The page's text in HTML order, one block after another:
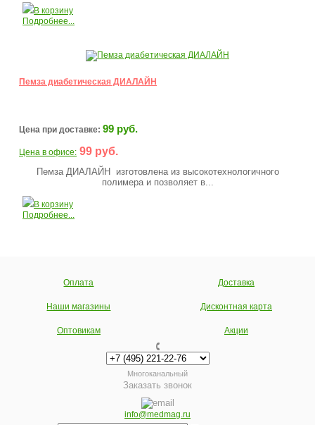
В корзину
Подробнее...
Пемза диабетическая ДИАЛАЙН
Цена при доставке: 99 руб.
Цена в офисе: 99 руб.
Пемза ДИАЛАЙН изготовлена из высокотехнологичного
полимера и позволяет в...
В корзину
Подробнее...
Оплата Доставка
Наши магазины Дисконтная карта
Оптовикам Акции
Многоканальный
Заказать звонок
info@medmag.ru